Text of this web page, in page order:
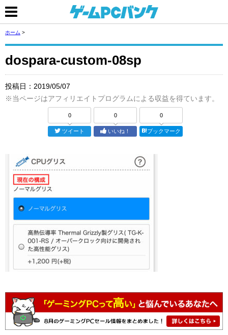
ホーム >
dospara-custom-08sp
投稿日： 2019/05/07
※当ページはアフィリエイトプログラムによる収益を得ています。
0
ツイート
0
いいね！
0
ブックマーク